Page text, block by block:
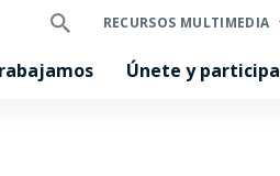
RECURSOS MULTIMEDIA
Únete y participa